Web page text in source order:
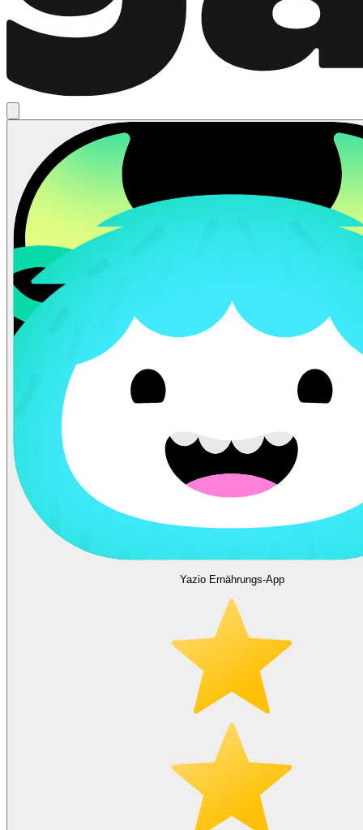
Yazio Ernährungs-App